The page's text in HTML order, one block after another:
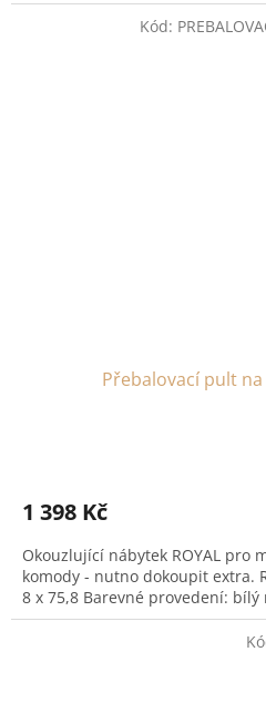
Přebalovací pult na
1 398 Kč
Okouzlující nábytek ROYAL pro
komody - nutno dokoupit extra.
8 x 75,8 Barevné provedení: bílý
Kód: